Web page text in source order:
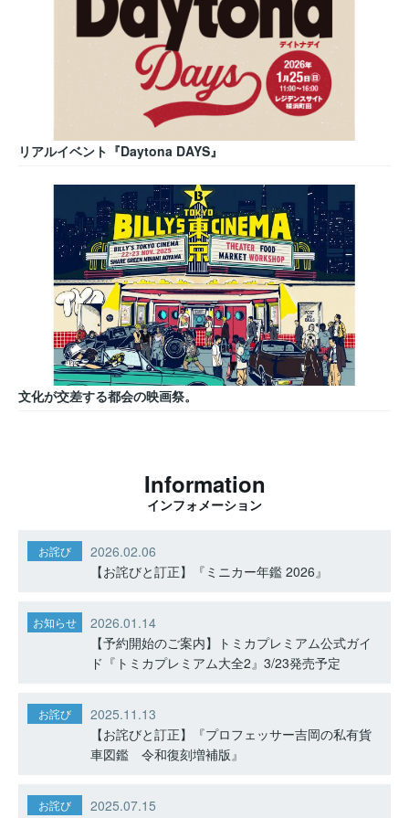
リアルイベント『Daytona DAYS』
文化が交差する都会の映画祭。
Information
インフォメーション
お詫び
2026.02.06
【お詫びと訂正】『ミニカー年鑑 2026』
お知らせ
2026.01.14
【予約開始のご案内】トミカプレミアム公式ガイ
ド『トミカプレミアム大全2』3/23発売予定
お詫び
2025.11.13
【お詫びと訂正】『プロフェッサー吉岡の私有貨
車図鑑 令和復刻増補版』
お詫び
2025.07.15